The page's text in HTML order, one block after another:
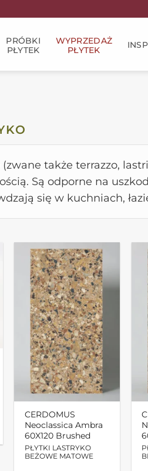
PRÓBKI
PŁYTEK
WYPRZEDAŻ
PŁYTEK
(zwane także terrazzo,
Są odporne na
się w kuchniach,
CERDOMUS
Neoclassica Ambra
60X120 Brushed
PŁYTKI LASTRYKO
BEŻOWE MATOWE